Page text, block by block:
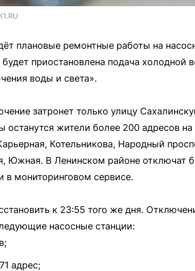
плановые ремонтные работы на
приостановлена подача холодной
воды и света».
затронет только улицу
останутся жители более 200 адресов
Котельникова, Народный
Южная. В Ленинском районе отключат
в мониторинговом сервисе.
к 23:55 того же дня.
насосные станции:
адрес;